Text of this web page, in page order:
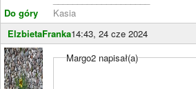
Do góry
Kasia
ElzbietaFranka14:43, 24 cze 2024
Margo2 napisał(a)